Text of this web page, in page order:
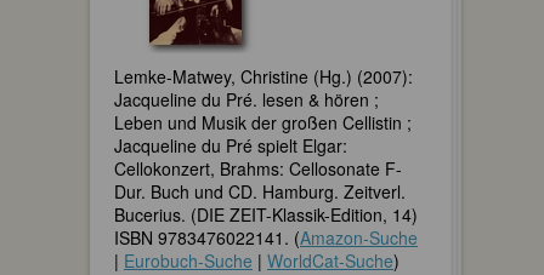
Lemke-Matwey, Christine (Hg.) (2007):
Jacqueline du Pré. lesen & hören ;
Leben und Musik der großen Cellistin ;
Jacqueline du Pré spielt Elgar:
Cellokonzert, Brahms: Cellosonate F-
Dur. Buch und CD. Hamburg. Zeitverl.
Bucerius. (DIE ZEIT-Klassik-Edition, 14)
ISBN 9783476022141. (Amazon-Suche
| Eurobuch-Suche | WorldCat-Suche)